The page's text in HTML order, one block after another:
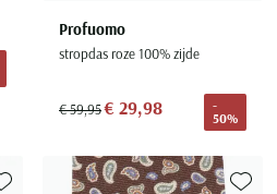
Profuomo
stropdas roze 100% zijde
€ 59,95€ 29,98
-
50%